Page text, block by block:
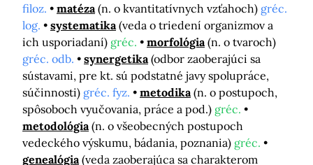
filoz.
matéza (n. o kvantitatívnych vzťahoch) gréc.
log.
systematika (veda o triedení organizmov a
ich usporiadaní) gréc. morfológia (n. o tvaroch)
gréc. odb.
synergetika (odbor zaoberajúci sa
sústavami, pre kt. sú podstatné javy spolupráce,
súčinnosti) gréc. fyz. metodika (n. o postupoch,
spôsoboch vyučovania, práce a pod.) gréc.
metodológia (n. o všeobecných postupoch
vedeckého výskumu, bádania, poznania) gréc.
genealógia (veda zaoberajúca sa charakterom